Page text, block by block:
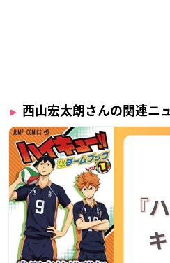
西山宏太朗さんの関連ニ